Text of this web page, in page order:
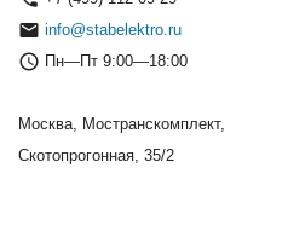
info@stabelektro.ru
Пн—Пт 9:00—18:00
Москва, Мостранскомплект,
Скотопрогонная, 35/2